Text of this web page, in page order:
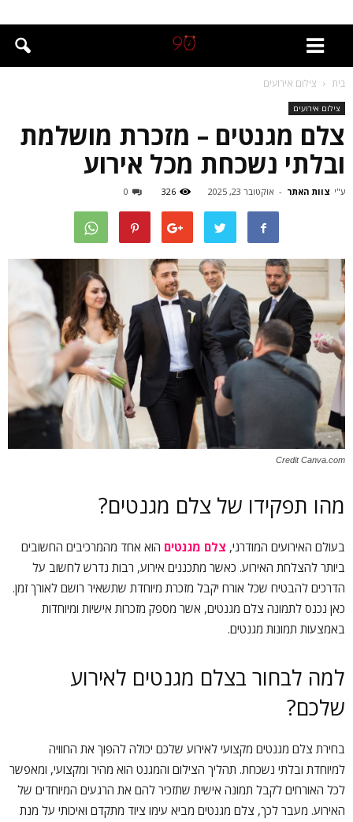
בית צילום אירועים
צילום אירועים
צלם מגנטים – מזכרת מושלמת
ובלתי נשכחת מכל אירוע
ע"י צוות האתר - אוקטובר 23, 2025 326
0
Credit Canva.com
מהו תפקידו של צלם מגנטים?
בעולם האירועים המודרני, צלם מגנטים הוא אחד מהמרכיבים החשובים
ביותר להצלחת האירוע. כאשר מתכננים אירוע, רבות נדרש לחשוב על
הדרכים להבטיח שכל אורח יקבל מזכרת מיוחדת שתשאיר רושם לאורך זמן.
כאן נכנס לתמונה צלם מגנטים, אשר מספק מזכרות אישיות ומיוחדות
באמצעות תמונות מגנטים.
למה לבחור בצלם מגנטים לאירוע
שלכם?
בחירת צלם מגנטים מקצועי לאירוע שלכם יכולה להפוך את החוויה
למיוחדת ובלתי נשכחת. תהליך הצילום והמגנט הוא מהיר ומקצועי, ומאפשר
לכל האורחים לקבל תמונה אישית שתזכיר להם את הרגעים המיוחדים של
האירוע. מעבר לכך, צלם מגנטים מביא עימו ציוד מתקדם ואיכותי על מנת